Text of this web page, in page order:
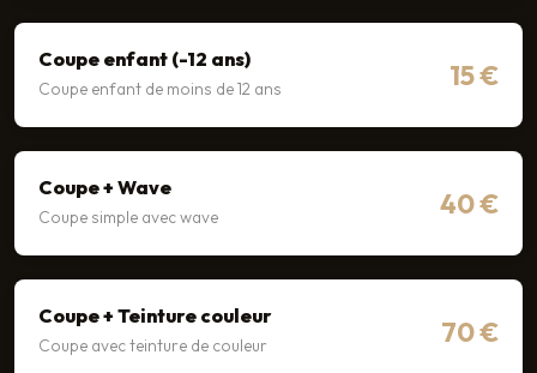
Coupe enfant (-12 ans)
Coupe enfant de moins de 12 ans 15 €
Coupe + Wave
Coupe simple avec wave 40 €
Coupe + Teinture couleur
Coupe avec teinture de couleur 70 €